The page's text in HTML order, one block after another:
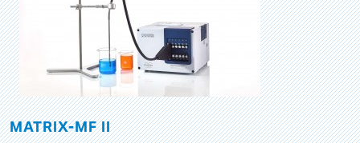
MATRIX-MF II